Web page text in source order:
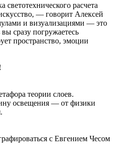
светотехнического расчета
— говорит Алексей
и визуализациями — это
сразу погружаетесь
пространство, эмоции
теории слоев.
освещения — от физики
с Евгением Чесом